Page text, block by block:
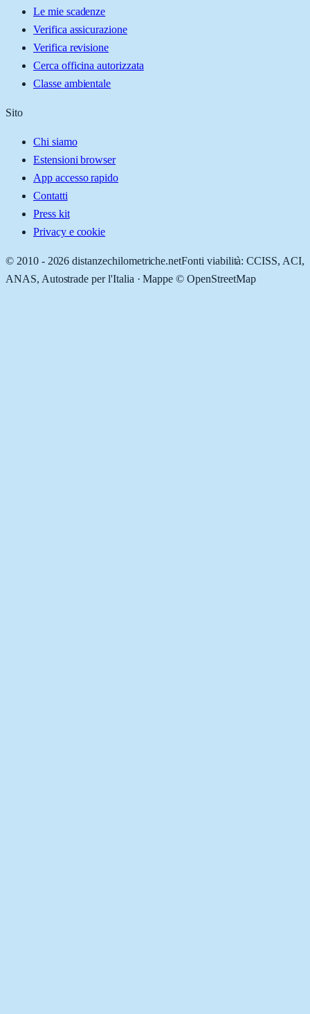
Le mie scadenze
Verifica assicurazione
Verifica revisione
Cerca officina autorizzata
Classe ambientale
Sito
Chi siamo
Estensioni browser
App accesso rapido
Contatti
Press kit
Privacy e cookie
© 2010 - 2026 distanzechilometriche.netFonti viabilità: CCISS, ACI,
ANAS, Autostrade per l'Italia · Mappe © OpenStreetMap